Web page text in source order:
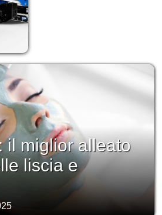
il miglior alleato
liscia e